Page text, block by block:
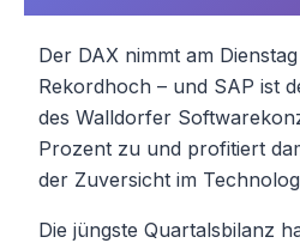
Der DAX nimmt am
Rekordhoch – und SAP ist
des Walldorfer
Prozent zu und profitiert
der Zuversicht im
Die jüngste Quartalsbilanz